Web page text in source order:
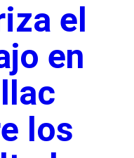
el
en
los